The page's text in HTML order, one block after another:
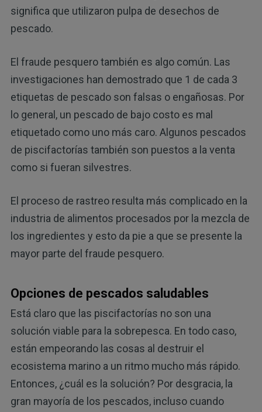
significa que utilizaron pulpa de desechos de
pescado.
El fraude pesquero también es algo común. Las
investigaciones han demostrado que 1 de cada 3
etiquetas de pescado son falsas o engañosas. Por
lo general, un pescado de bajo costo es mal
etiquetado como uno más caro. Algunos pescados
de piscifactorías también son puestos a la venta
como si fueran silvestres.
El proceso de rastreo resulta más complicado en la
industria de alimentos procesados por la mezcla de
los ingredientes y esto da pie a que se presente la
mayor parte del fraude pesquero.
Opciones de pescados saludables
Está claro que las piscifactorías no son una
solución viable para la sobrepesca. En todo caso,
están empeorando las cosas al destruir el
ecosistema marino a un ritmo mucho más rápido.
Entonces, ¿cuál es la solución? Por desgracia, la
gran mayoría de los pescados, incluso cuando